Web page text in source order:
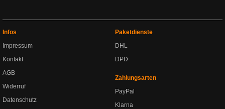
Infos
Impressum
Kontakt
AGB
Widerruf
Datenschutz
Paketdienste
DHL
DPD
Zahlungsarten
PayPal
Klarna